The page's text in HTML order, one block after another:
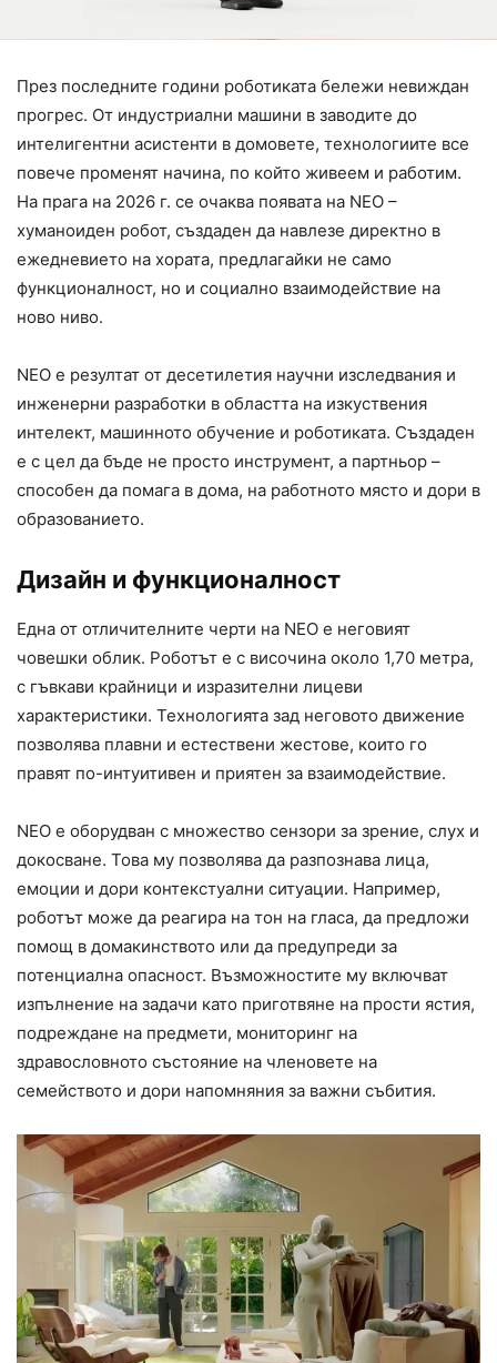
През последните години роботиката бележи невиждан
прогрес. От индустриални машини в заводите до
интелигентни асистенти в домовете, технологиите все
повече променят начина, по който живеем и работим.
На прага на 2026 г. се очаква появата на NEO –
хуманоиден робот, създаден да навлезе директно в
ежедневието на хората, предлагайки не само
функционалност, но и социално взаимодействие на
ново ниво.
NEO е резултат от десетилетия научни изследвания и
инженерни разработки в областта на изкуствения
интелект, машинното обучение и роботиката. Създаден
е с цел да бъде не просто инструмент, а партньор –
способен да помага в дома, на работното място и дори в
образованието.
Дизайн и функционалност
Една от отличителните черти на NEO е неговият
човешки облик. Роботът е с височина около 1,70 метра,
с гъвкави крайници и изразителни лицеви
характеристики. Технологията зад неговото движение
позволява плавни и естествени жестове, които го
правят по-интуитивен и приятен за взаимодействие.
NEO е оборудван с множество сензори за зрение, слух и
докосване. Това му позволява да разпознава лица,
емоции и дори контекстуални ситуации. Например,
роботът може да реагира на тон на гласа, да предложи
помощ в домакинството или да предупреди за
потенциална опасност. Възможностите му включват
изпълнение на задачи като приготвяне на прости ястия,
подреждане на предмети, мониторинг на
здравословното състояние на членовете на
семейството и дори напомняния за важни събития.